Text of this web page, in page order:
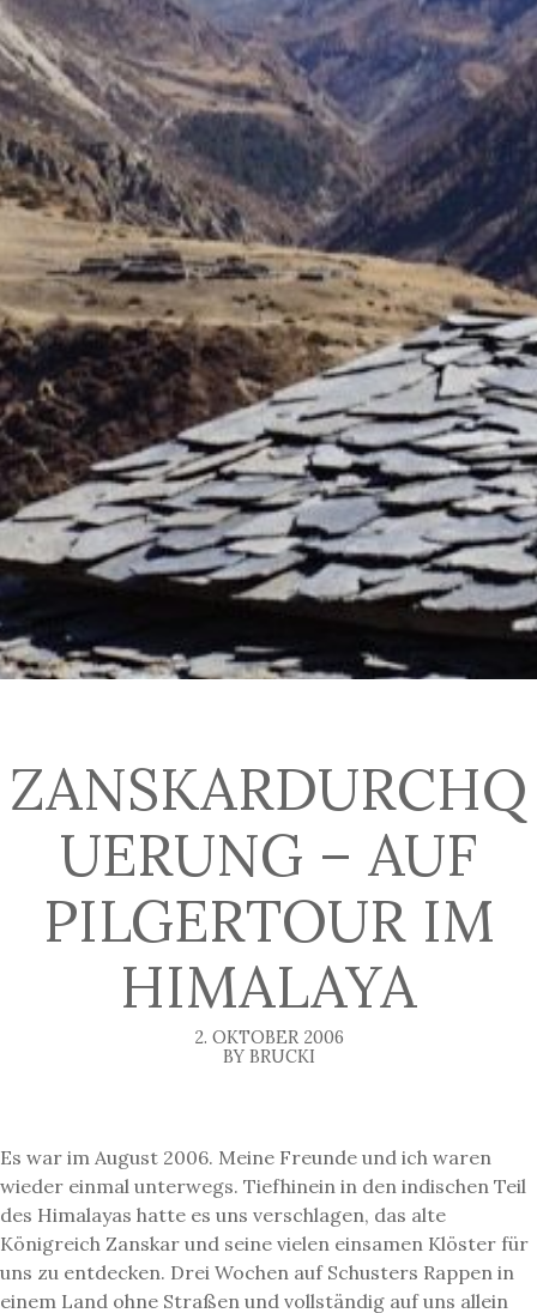
ZANSKARDURCHQ
UERUNG – AUF
PILGERTOUR IM
HIMALAYA
2. OKTOBER 2006
BY BRUCKI
Es war im August 2006. Meine Freunde und ich waren
wieder einmal unterwegs. Tiefhinein in den indischen Teil
des Himalayas hatte es uns verschlagen, das alte
Königreich Zanskar und seine vielen einsamen Klöster für
uns zu entdecken. Drei Wochen auf Schusters Rappen in
einem Land ohne Straßen und vollständig auf uns allein